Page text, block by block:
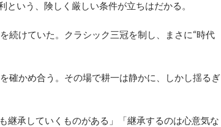
いう、険しく厳しい条件が立ちはだかる。
けていた。クラシック三冠を制し、まさに“時代
確かめ合う。その場で耕一は静かに、しかし揺るぎ
承していくものがある」「継承するのは心意気な